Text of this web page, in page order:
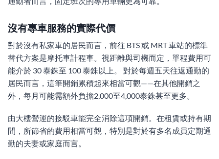
沒有專車服務的實際代價
對於沒有私家車的居民而言，前往 BTS 或 MRT 車站的標準
替代方案是摩托車計程車。視距離與司機而定，單程費用可
能介於 30 泰銖至 100 泰銖以上。 對於每週五天往返通勤的
居民而言，這筆開銷累積起來相當可觀——在其他開銷之
外，每月可能需額外負擔2,000至4,000泰銖甚至更多。
由大樓營運的接駁車能完全消除這項開銷。在租賃或持有期
間，所節省的費用相當可觀，特別是對於有多名成員定期通
勤的夫妻或家庭而言。